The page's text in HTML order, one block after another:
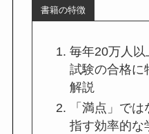
書籍の特徴
毎年20万人
試験の合格に
解説
「満点」で
指す効率的な